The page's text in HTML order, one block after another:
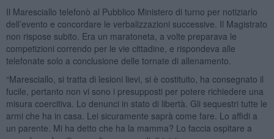
Il Maresciallo telefonò al Pubblico Ministero di turno per notiziarlo
dell’evento e concordare le verbalizzazioni successive. Il Magistrato
non rispose subito. Era un maratoneta, a volte preparava le
competizioni correndo per le vie cittadine, e rispondeva alle
telefonate solo a conclusione delle tornate di allenamento.
“Maresciallo, si tratta di lesioni lievi, si è costituito, ha consegnato il
fucile, pertanto non vi sono i presupposti per potere richiedere una
misura coercitiva. Lo denunci in stato di libertà. Gli sequestri tutte le
armi che ha in casa. Lei sicuramente saprà come fare. Lo affidi a
un parente. Mi ha detto che ha la mamma? Lo faccia ospitare a